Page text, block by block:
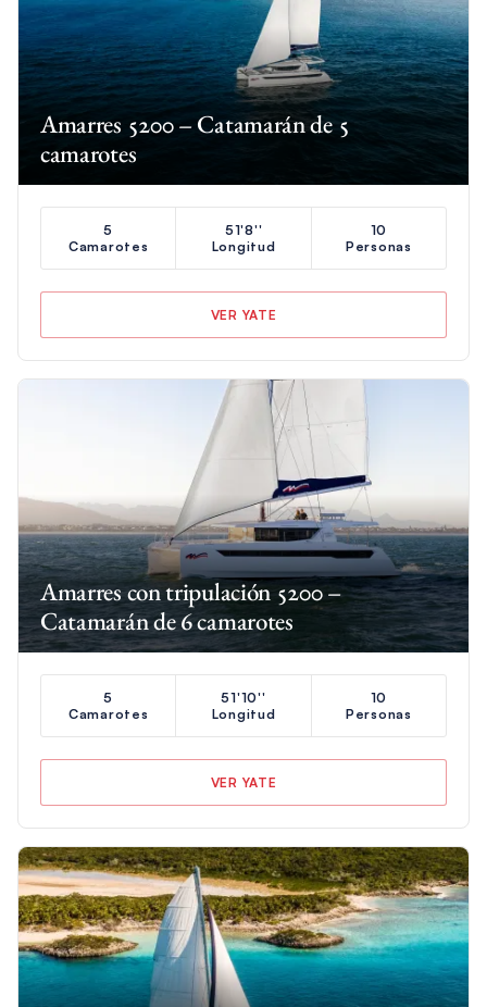
Amarres 5200 – Catamarán de 5
camarotes
5
Camarotes
51'8''
Longitud
10
Personas
VER YATE
Amarres con tripulación 5200 –
Catamarán de 6 camarotes
5
Camarotes
51'10''
Longitud
10
Personas
VER YATE